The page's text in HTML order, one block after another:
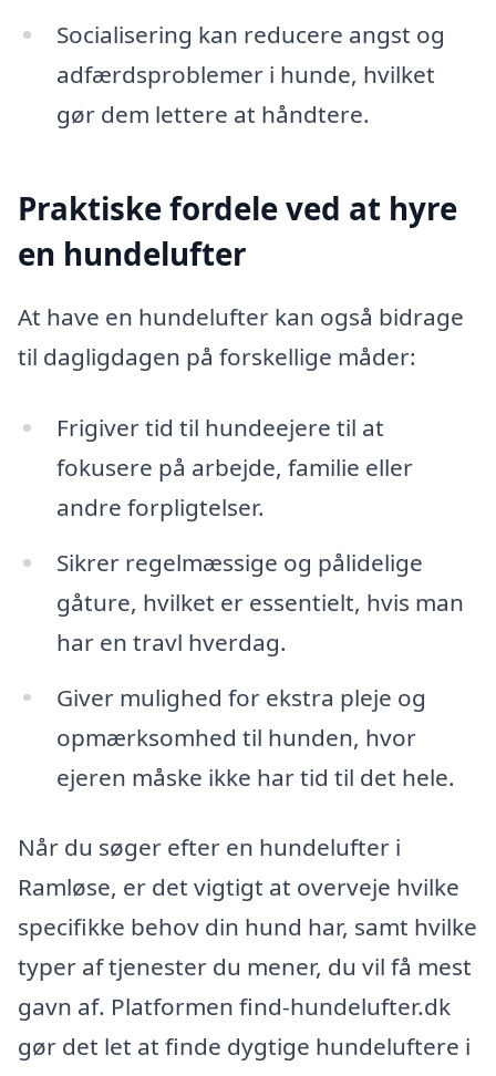
Socialisering kan reducere angst og
adfærdsproblemer i hunde, hvilket
gør dem lettere at håndtere.
Praktiske fordele ved at hyre
en hundelufter
At have en hundelufter kan også bidrage
til dagligdagen på forskellige måder:
Frigiver tid til hundeejere til at
fokusere på arbejde, familie eller
andre forpligtelser.
Sikrer regelmæssige og pålidelige
gåture, hvilket er essentielt, hvis man
har en travl hverdag.
Giver mulighed for ekstra pleje og
opmærksomhed til hunden, hvor
ejeren måske ikke har tid til det hele.
Når du søger efter en hundelufter i
Ramløse, er det vigtigt at overveje hvilke
specifikke behov din hund har, samt hvilke
typer af tjenester du mener, du vil få mest
gavn af. Platformen find-hundelufter.dk
gør det let at finde dygtige hundeluftere i